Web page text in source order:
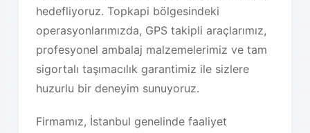
hedefliyoruz. Topkapi bölgesindeki
operasyonlarımızda, GPS takipli araçlarımız,
profesyonel ambalaj malzemelerimiz ve tam
sigortalı taşımacılık garantimiz ile sizlere
huzurlu bir deneyim sunuyoruz.
Firmamız, İstanbul genelinde faaliyet